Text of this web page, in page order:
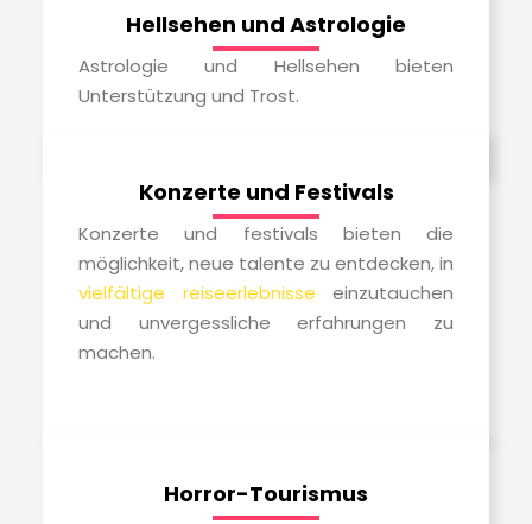
Hellsehen und Astrologie
Astrologie und Hellsehen bieten
Unterstützung und Trost.
Konzerte und Festivals
Konzerte und festivals bieten die
möglichkeit, neue talente zu entdecken, in
vielfältige reiseerlebnisse einzutauchen
und unvergessliche erfahrungen zu
machen.
Horror-Tourismus